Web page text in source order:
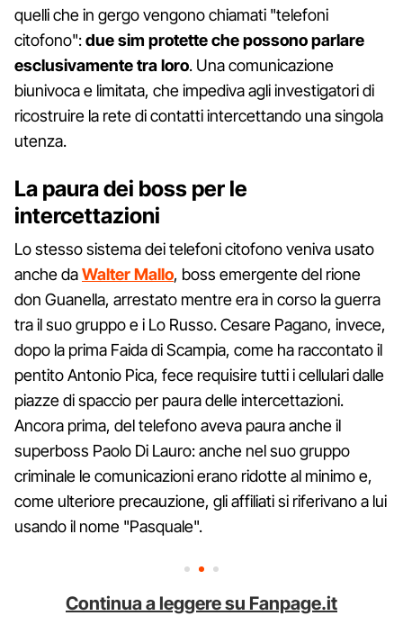
quelli che in gergo vengono chiamati "telefoni
citofono":due sim protette che possono parlare
esclusivamente tra loro. Una comunicazione
biunivoca e limitata, che impediva agli investigatori di
ricostruire la rete di contatti intercettando una singola
utenza.
La paura dei boss per le
intercettazioni
Lo stesso sistema dei telefoni citofono veniva usato
anche daWalter Mallo, boss emergente del rione
don Guanella, arrestato mentre era in corso la guerra
tra il suo gruppo e i Lo Russo. Cesare Pagano, invece,
dopo la prima Faida di Scampia, come ha raccontato il
pentito Antonio Pica, fece requisire tutti i cellulari dalle
piazze di spaccio per paura delle intercettazioni.
Ancora prima, del telefono aveva paura anche il
superboss Paolo Di Lauro: anche nel suo gruppo
criminale le comunicazioni erano ridotte al minimo e,
come ulteriore precauzione, gli affiliati si riferivano a lui
usando il nome "Pasquale".
Continua a leggere su Fanpage.it